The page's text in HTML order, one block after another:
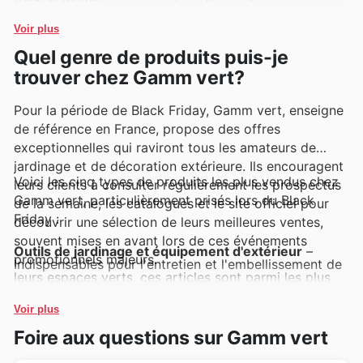
Voir plus
Quel genre de produits puis-je
trouver chez Gamm vert?
Pour la période de Black Friday, Gamm vert, enseigne
de référence en France, propose des offres
exceptionnelles qui raviront tous les amateurs de
jardinage et de décoration extérieure. Ils encouragent
leurs clients à consulter régulièrement les prospectus
de la semaine, les catalogues et le site officiel pour
découvrir une sélection de leurs meilleures ventes,
souvent mises en avant lors de ces événements
promotionnels majeurs.
Voici les cinq types de produits les plus vendus chez
Gamm vert, particulièrement prisés lors du Black
Friday :
Outils de jardinage et équipement d'extérieur–
Indispensables pour l'entretien et l'embellissement de
leurs espaces verts, ces articles sont parmi les plus
vert deals et les Gamm vert Black Friday sales en fait
des opportunités d'achat immanquables pour équiper
leur jardin à moindre coût.
Plantes et arbustes d'ornement– Connus pour leur
Voir plus
Foire aux questions sur Gamm vert